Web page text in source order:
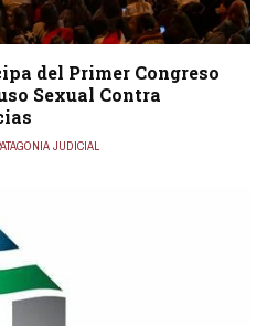
del Primer Congreso
Sexual Contra
JUDICIAL